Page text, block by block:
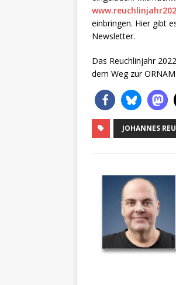
einbringen. Hier gibt
Newsletter.
Das Reuchlinjahr
dem Weg zur
JOHANNES